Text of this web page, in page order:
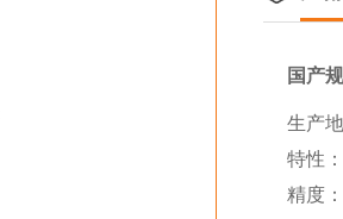
国产
生产
特性：
精度